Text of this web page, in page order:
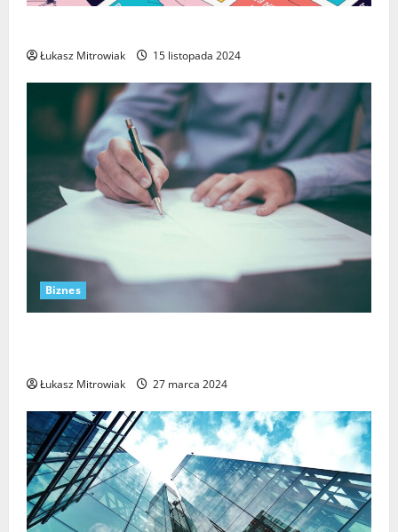
Łukasz Mitrowiak 15 listopada 2024
Biznes
Łukasz Mitrowiak 27 marca 2024